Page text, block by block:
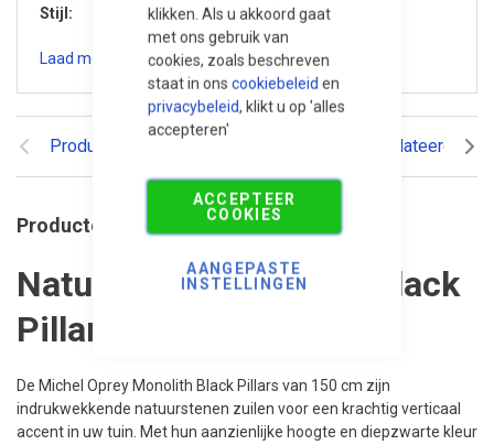
klikken. Als u akkoord gaat
met ons gebruik van
cookies, zoals beschreven
staat in ons cookiebeleid en
privacybeleid, klikt u op 'alles
accepteren'
ACCEPTEER
COOKIES
AANGEPASTE
INSTELLINGEN
Productomschrijving Gerelateerde
Productomschrijving
Natuursteen Monolith Black
Pillars 150 cm
De Michel Oprey Monolith Black Pillars van 150 cm zijn
indrukwekkende natuurstenen zuilen voor een krachtig verticaal
accent in uw tuin. Met hun aanzienlijke hoogte en diepzwarte kleur
Stijl
Modern, Luxueus
Laad meer specificaties